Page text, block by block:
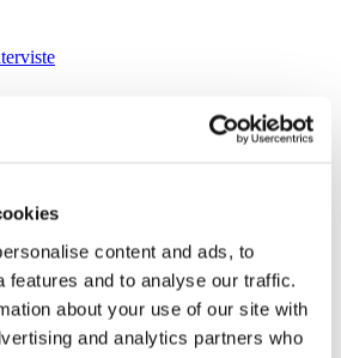
content and ads, to
features and to analyse our traffic.
about your use of our site with
and analytics partners who